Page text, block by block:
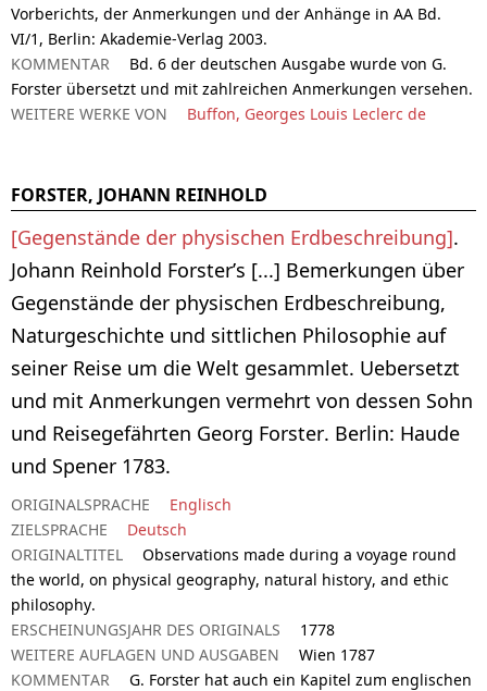
Vorberichts, der Anmerkungen und der Anhänge in AA Bd.
VI/1, Berlin: Akademie-Verlag 2003.
KOMMENTAR
Bd. 6 der deutschen Ausgabe wurde von G.
Forster übersetzt und mit zahlreichen Anmerkungen versehen.
WEITERE WERKE VON
Buffon, Georges Louis Leclerc de
FORSTER, JOHANN REINHOLD
[Gegenstände der physischen Erdbeschreibung].
Johann Reinhold Forster’s [...] Bemerkungen über
Gegenstände der physischen Erdbeschreibung,
Naturgeschichte und sittlichen Philosophie auf
seiner Reise um die Welt gesammlet. Uebersetzt
und mit Anmerkungen vermehrt von dessen Sohn
und Reisegefährten Georg Forster. Berlin: Haude
und Spener 1783.
ORIGINALSPRACHE
Englisch
ZIELSPRACHE
Deutsch
ORIGINALTITEL
Observations made during a voyage round
the world, on physical geography, natural history, and ethic
philosophy.
ERSCHEINUNGSJAHR DES ORIGINALS
1778
WEITERE AUFLAGEN UND AUSGABEN
Wien 1787
KOMMENTAR
G. Forster hat auch ein Kapitel zum englischen